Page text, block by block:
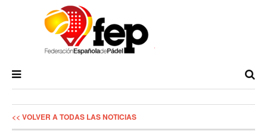
<< VOLVER A TODAS LAS NOTICIAS